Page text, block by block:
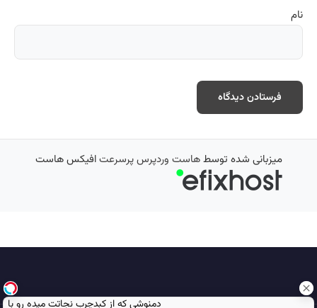
دمنوشی که از کبدچرب نجاتت میده رو با
نام
میزبانی شده توسطهاست وردپرس پرسرعتافیکس هاست